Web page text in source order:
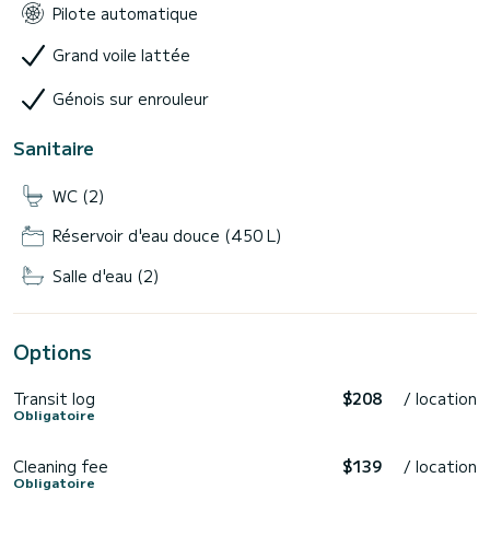
Pilote automatique
Grand voile lattée
Génois sur enrouleur
Sanitaire
WC (2)
Réservoir d'eau douce (450 L)
Salle d'eau (2)
Options
Transit log
Obligatoire
$208 / location
Cleaning fee
Obligatoire
$139 / location